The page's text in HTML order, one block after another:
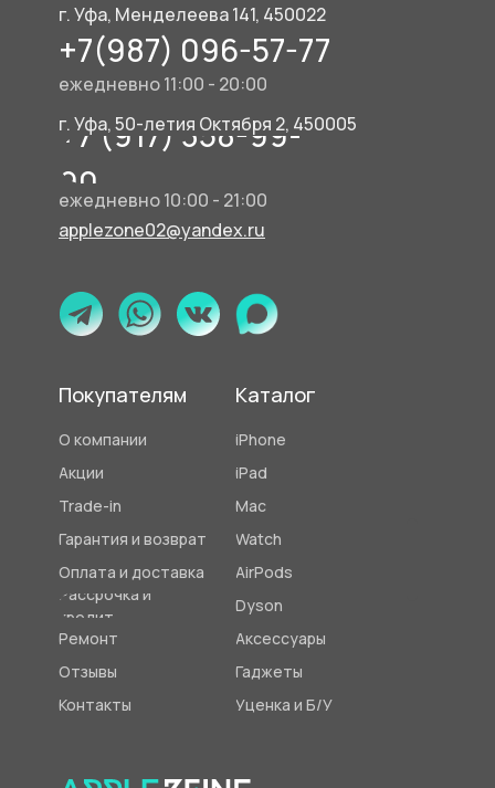
О компании
Акции
Trade-in
Гарантия и возврат
Оплата и доставка
г. Уфа, Менделеева 141, 450022
Рассрочка и
кредит
+7(987) 096-57-77
Ремонт
г. Уфа, 50-летия Октября 2, 450005
Отзывы
+7 (917) 358-99-
90
Контакты
ежедневно 10:00 - 21:00
Покупателям
applezone02@yandex.ru
iPhone
iPad
Mac
Watch
AirPods
Каталог
Аксессуары
Гаджеты
Уценка и Б/У
Dyson
ежедневно 11:00 - 20:00